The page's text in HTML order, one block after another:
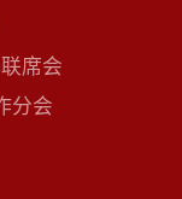
席会
分会